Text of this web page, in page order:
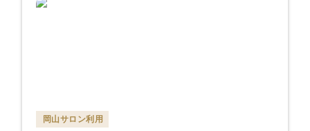
岡山サロン利用